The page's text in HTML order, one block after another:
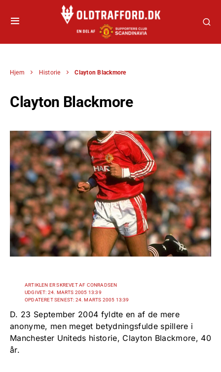
Hjem Historie Clayton Blackmore
Clayton Blackmore
ARTIKLEN ER SKREVET AF CONRADSEN
UDGIVET: 24. MARTS 2005 13:39
OPDATERET SENEST: 24. MARTS 2005 13:39
D. 23 September 2004 fyldte en af de mere
anonyme, men meget betydningsfulde spillere i
Manchester Uniteds historie, Clayton Blackmore, 40
år.